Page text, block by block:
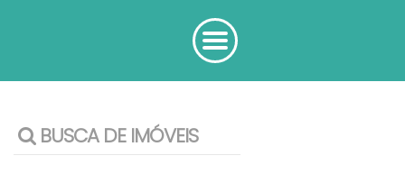
BUSCA DE IMÓVEIS